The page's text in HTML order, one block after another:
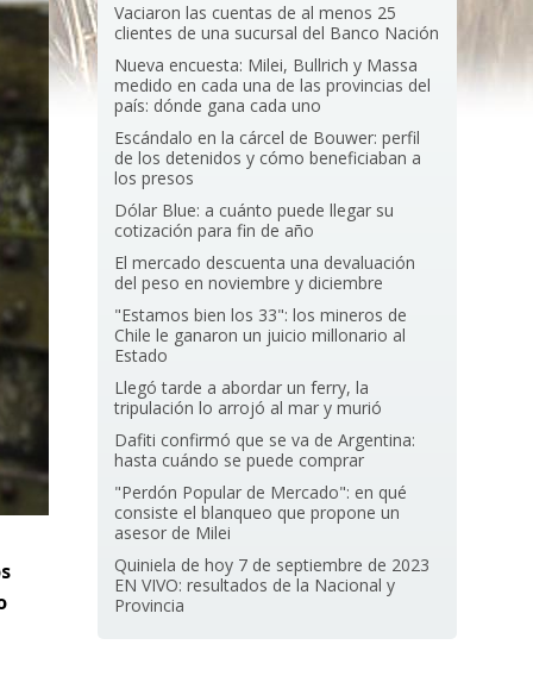
Vaciaron las cuentas de al menos 25
clientes de una sucursal del Banco Nación
Nueva encuesta: Milei, Bullrich y Massa
medido en cada una de las provincias del
país: dónde gana cada uno
Escándalo en la cárcel de Bouwer: perfil
de los detenidos y cómo beneficiaban a
los presos
Dólar Blue: a cuánto puede llegar su
cotización para fin de año
El mercado descuenta una devaluación
del peso en noviembre y diciembre
"Estamos bien los 33": los mineros de
Chile le ganaron un juicio millonario al
Estado
Llegó tarde a abordar un ferry, la
tripulación lo arrojó al mar y murió
Dafiti confirmó que se va de Argentina:
hasta cuándo se puede comprar
"Perdón Popular de Mercado": en qué
consiste el blanqueo que propone un
asesor de Milei
Quiniela de hoy 7 de septiembre de 2023
EN VIVO: resultados de la Nacional y
Provincia